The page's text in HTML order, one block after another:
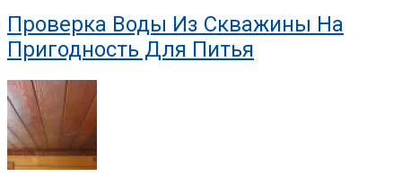
Проверка Воды Из Скважины На
Пригодность Для Питья